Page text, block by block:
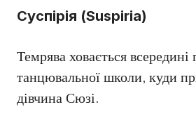
Суспірія (Suspiria)
Темрява ховається всередині
танцювальної школи, куди
дівчина Сюзі.